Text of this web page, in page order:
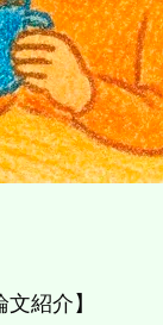
文紹介】